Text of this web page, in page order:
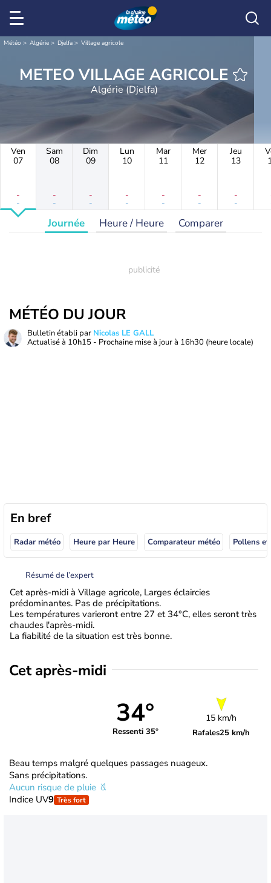
Météo Algérie Djelfa Village agricole
METEO VILLAGE AGRICOLE
Algérie (Djelfa)
Ven
07
-
-
Sam
08
-
-
Dim
09
-
-
Lun
10
-
-
Mar
11
-
-
Mer
12
-
-
Jeu
13
-
-
Journée Heure / Heure Comparer
MÉTÉO DU JOUR
Bulletin établi par Nicolas LE GALL
Actualisé à 10h15 - Prochaine mise à jour à 16h30 (heure locale)
En bref
Radar météo Heure par Heure Comparateur météo Pollens
Résumé de l’expert
Cet après-midi à Village agricole, Larges éclaircies
prédominantes. Pas de précipitations.
Les températures varieront entre 27 et 34°C, elles seront très
chaudes l'après-midi.
La fiabilité de la situation est très bonne.
Cet après-midi
34°
Ressenti 35°
15 km/h
Rafales25 km/h
Beau temps malgré quelques passages nuageux.
Sans précipitations.
Aucun risque de pluie
Indice UV9 Très fort